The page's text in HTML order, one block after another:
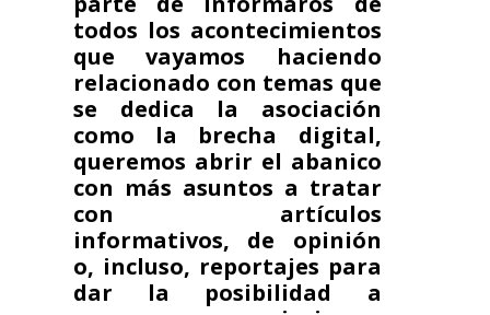
todos los acontecimientos
que vayamos haciendo
relacionado con temas que
se dedica la asociación
como la brecha digital,
queremos abrir el abanico
con más asuntos a tratar
con artículos
informativos, de opinión
o, incluso, reportajes para
dar la posibilidad a